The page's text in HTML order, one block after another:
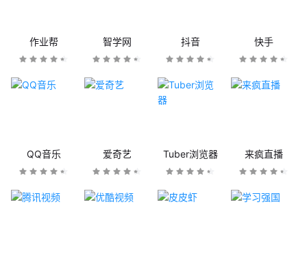
作业帮 智学网 抖音 快手
QQ音乐 爱奇艺 Tuber浏览器 来疯直播